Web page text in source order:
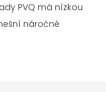
PVQ má nízkou
náročné